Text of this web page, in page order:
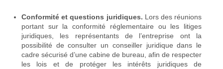
Conformité et questions juridiques. Lors des réunions
portant sur la conformité réglementaire ou les litiges
juridiques, les représentants de l’entreprise ont la
possibilité de consulter un conseiller juridique dans le
cadre sécurisé d’une cabine de bureau, afin de respecter
les lois et de protéger les intérêts juridiques de